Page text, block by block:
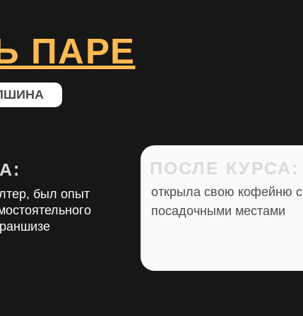
был опыт
ПАРЕ
открыла свою кофейню с
посадочными местами
ПОСЛЕ КУРСА: